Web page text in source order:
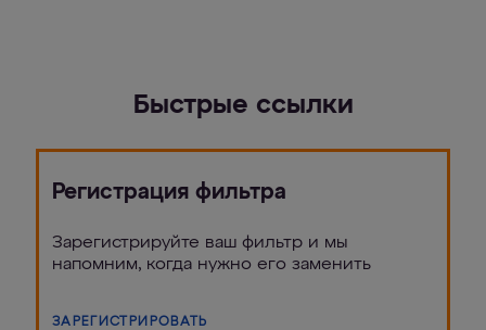
Быстрые ссылки
Регистрация фильтра
Зарегистрируйте ваш фильтр и мы
напомним, когда нужно его заменить
ЗАРЕГИСТРИРОВАТЬ